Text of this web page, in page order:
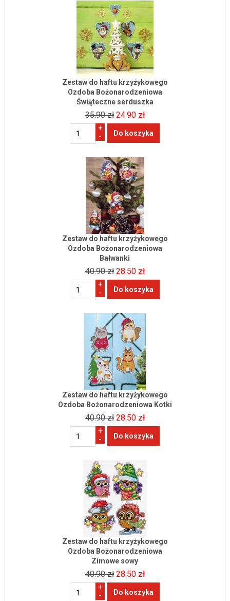
Zestaw do haftu krzyżykowego
Ozdoba Bożonarodzeniowa
Świąteczne serduszka
35.90 zł 24.90 zł
+
-
Zestaw do haftu krzyżykowego
Ozdoba Bożonarodzeniowa
Bałwanki
40.90 zł 28.50 zł
+
-
Zestaw do haftu krzyżykowego
Ozdoba Bożonarodzeniowa Kotki
40.90 zł 28.50 zł
+
-
Zestaw do haftu krzyżykowego
Ozdoba Bożonarodzeniowa
Zimowe sowy
40.90 zł 28.50 zł
+
-